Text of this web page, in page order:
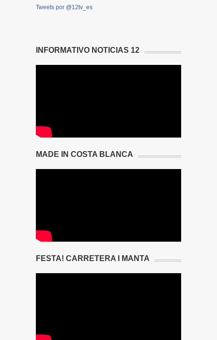
Tweets por @12tv_es
INFORMATIVO NOTICIAS 12
MADE IN COSTA BLANCA
FESTA! CARRETERA I MANTA